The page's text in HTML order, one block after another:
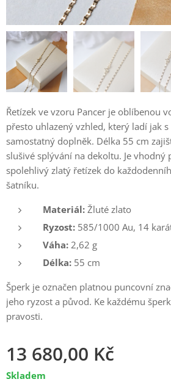
Řetízek ve vzoru Pancer je oblíbenou
přesto uhlazený vzhled, který ladí jak
samostatný doplněk. Délka 55 cm
slušivé splývání na dekoltu. Je vhodný
spolehlivý zlatý řetízek do
šatníku.
Materiál: Žluté zlato
Ryzost: 585/1000 Au, 14
Váha: 2,62 g
Délka: 55 cm
Šperk je označen platnou puncovní
jeho ryzost a původ. Ke každému
pravosti.
13 680,00 Kč
Skladem